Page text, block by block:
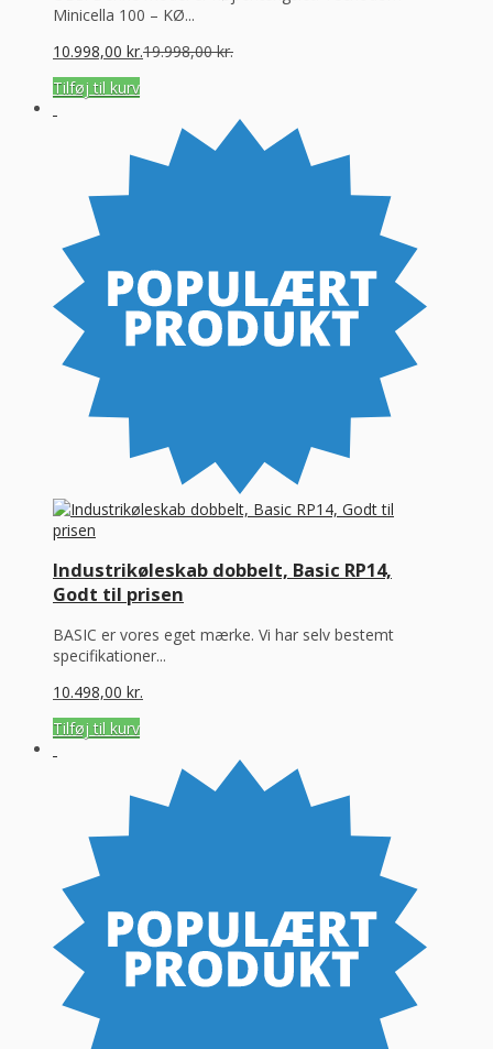
Minicella 100 – KØ...
10.998,00 kr.19.998,00kr.
Tilføj til kurv
Industrikøleskab dobbelt, Basic RP14,
Godt til prisen
BASIC er vores eget mærke. Vi har selv bestemt
specifikationer...
10.498,00 kr.
Tilføj til kurv